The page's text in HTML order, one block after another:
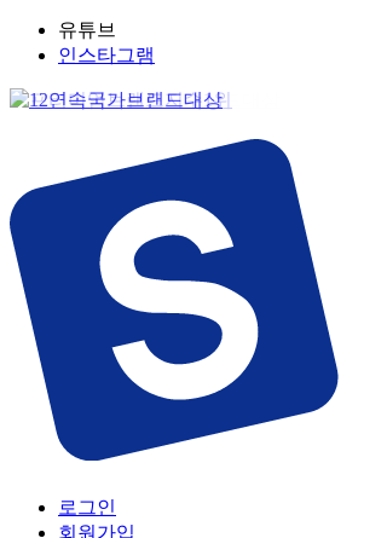
유튜브
인스타그램
로그인
회원가입